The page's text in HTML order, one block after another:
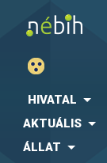
HIVATAL
AKTUÁLIS
ÁLLAT